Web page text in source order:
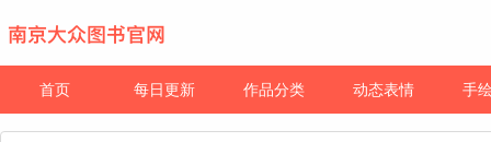
首页 每日更新 作品分类 动态表情 手